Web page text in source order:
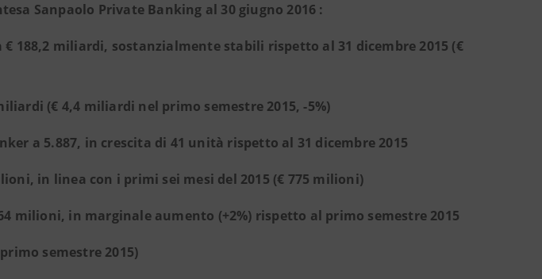
Sanpaolo Private Banking al 30 giugno 2016 :
188,2 miliardi, sostanzialmente stabili rispetto al 31 dicembre 2015 (€
(€ 4,4 miliardi nel primo semestre 2015, -5%)
a 5.887, in crescita di 41 unità rispetto al 31 dicembre 2015
in linea con i primi sei mesi del 2015 (€ 775 milioni)
milioni, in marginale aumento (+2%) rispetto al primo semestre 2015
semestre 2015)